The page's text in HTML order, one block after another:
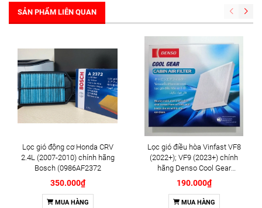
SẢN PHẨM LIÊN QUAN
Lọc gió động cơ Honda CRV
2.4L (2007-2010) chính hãng
Bosch (0986AF2372
350.000₫
MUA HÀNG
Lọc gió điều hòa Vinfast VF8
(2022+); VF9 (2023+) chính
hãng Denso Cool Gear
(DI145520-5030)
190.000₫
MUA HÀNG